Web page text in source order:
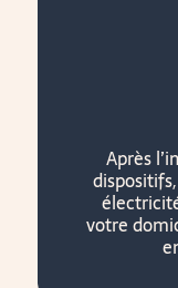
Après
votre